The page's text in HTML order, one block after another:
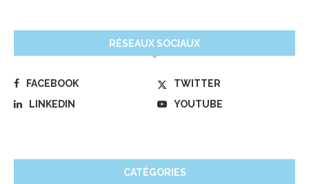
RÉSEAUX SOCIAUX
FACEBOOK
TWITTER
LINKEDIN
YOUTUBE
CATÉGORIES